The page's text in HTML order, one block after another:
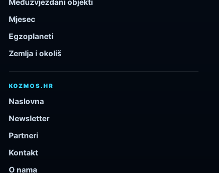
Međuzvjezdani objekti
Mjesec
Egzoplaneti
Zemlja i okoliš
KOZMOS.HR
Naslovna
Newsletter
Partneri
Kontakt
O nama